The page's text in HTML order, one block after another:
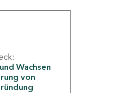
Wachsen
von